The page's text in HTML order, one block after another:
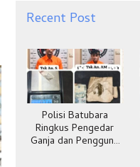
Recent Post
Polisi Batubara
Ringkus Pengedar
Ganja dan Pengguna